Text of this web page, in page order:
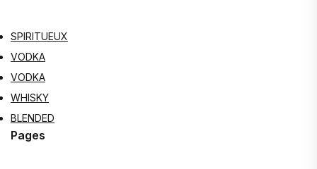
SPIRITUEUX
VODKA
VODKA
WHISKY
BLENDED
Pages